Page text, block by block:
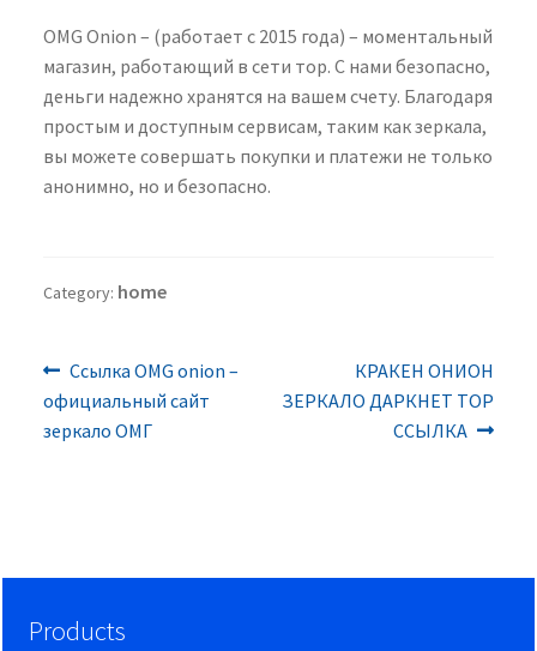
OMG Onion – (работает с 2015 года) – моментальный
магазин, работающий в сети тор. С нами безопасно,
деньги надежно хранятся на вашем счету. Благодаря
простым и доступным сервисам, таким как зеркала,
вы можете совершать покупки и платежи не только
анонимно, но и безопасно.
Category: home
Post
navigation
Previous
post:
Ссылка OMG onion –
официальный сайт
зеркало ОМГ
Next
post:
КРАКЕН ОНИОН
ЗЕРКАЛО ДАРКНЕТ ТОР
ССЫЛКА
Products